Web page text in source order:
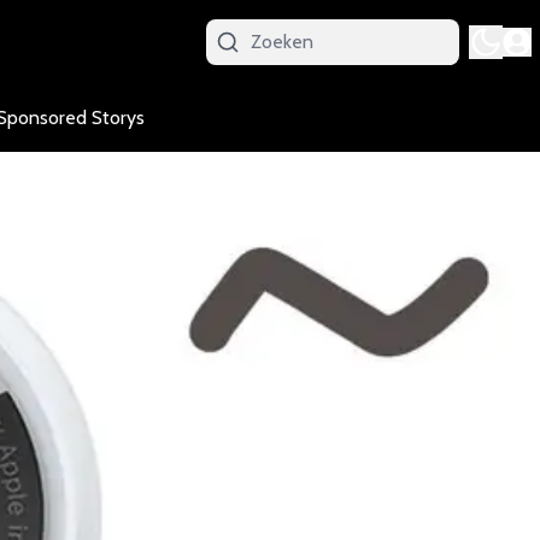
Storys